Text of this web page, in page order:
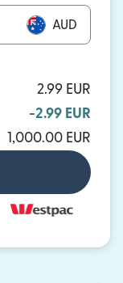
AUD
2.99 EUR
-2.99 EUR
1,000.00 EUR